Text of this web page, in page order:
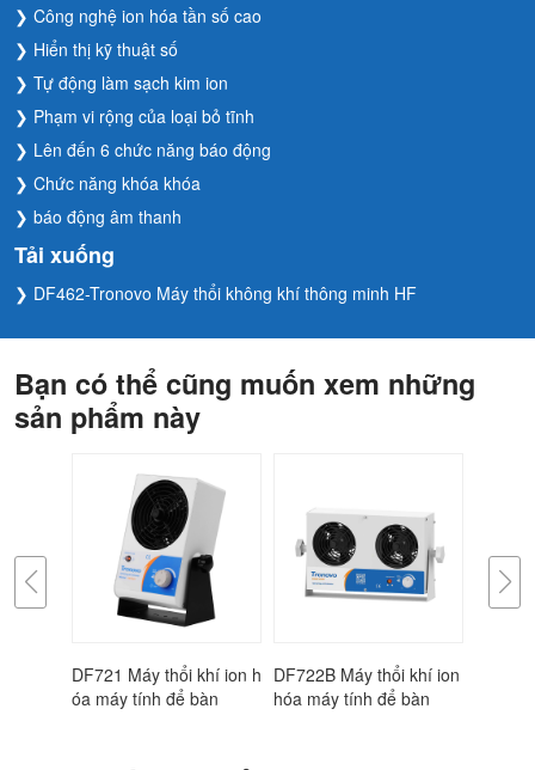
❯ Công nghệ ion hóa tần số cao
❯ Hiển thị kỹ thuật số
❯ Tự động làm sạch kim ion
❯ Phạm vi rộng của loại bỏ tĩnh
❯ Lên đến 6 chức năng báo động
❯ Chức năng khóa khóa
❯ báo động âm thanh
Tải xuống
❯ DF462-Tronovo Máy thổi không khí thông minh HF
Bạn có thể cũng muốn xem những
sản phẩm này
DF721 Máy thổi khí ion h
óa máy tính để bàn
DF722B Máy thổi khí ion
hóa máy tính để bàn